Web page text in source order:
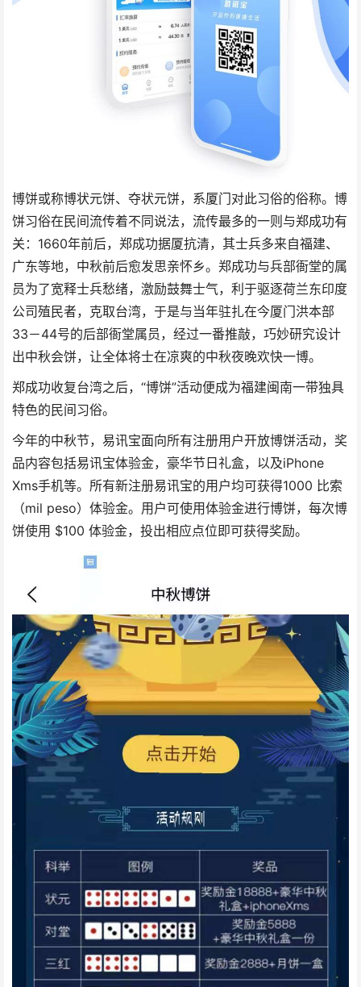
博饼或称博状元饼、夺状元饼，系厦门对此习俗的俗称。博
饼习俗在民间流传着不同说法，流传最多的一则与郑成功有
关：1660年前后，郑成功据厦抗清，其士兵多来自福建、
广东等地，中秋前后愈发思亲怀乡。郑成功与兵部衙堂的属
员为了宽释士兵愁绪，激励鼓舞士气，利于驱逐荷兰东印度
公司殖民者，克取台湾，于是与当年驻扎在今厦门洪本部
33－44号的后部衙堂属员，经过一番推敲，巧妙研究设计
出中秋会饼，让全体将士在凉爽的中秋夜晚欢快一博。
郑成功收复台湾之后，“博饼”活动便成为福建闽南一带独具
特色的民间习俗。
今年的中秋节，易讯宝面向所有注册用户开放博饼活动，奖
品内容包括易讯宝体验金，豪华节日礼盒，以及iPhone
Xms手机等。所有新注册易讯宝的用户均可获得1000 比索
（mil peso）体验金。用户可使用体验金进行博饼，每次博
饼使用 $100 体验金，投出相应点位即可获得奖励。